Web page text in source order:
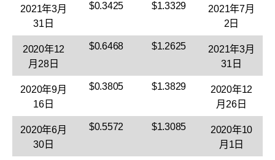
2021年3月
31日
$0.3425 $1.3329
2021年7月
2日
2020年12
月28日
$0.6468 $1.2625
2021年3月
31日
2020年9月
16日
$0.3805 $1.3829
2020年12
月26日
2020年6月
30日
$0.5572 $1.3085
2020年10
月1日